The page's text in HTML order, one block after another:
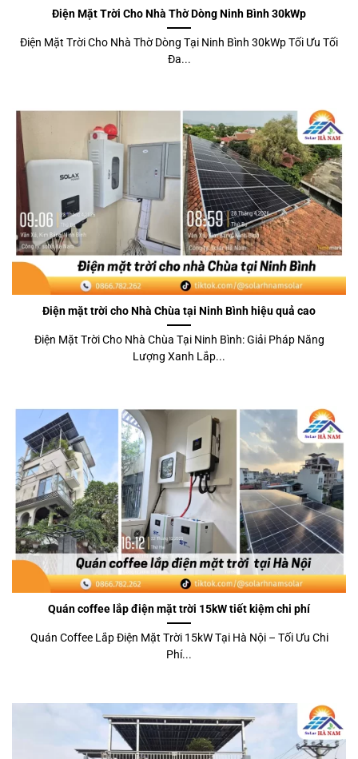
Điện Mặt Trời Cho Nhà Thờ Dòng Ninh Bình 30kWp
Điện Mặt Trời Cho Nhà Thờ Dòng Tại Ninh Bình 30kWp Tối Ưu Tối
Đa...
Điện mặt trời cho Nhà Chùa tại Ninh Bình hiệu quả cao
Điện Mặt Trời Cho Nhà Chùa Tại Ninh Bình: Giải Pháp Năng
Lượng Xanh Lắp...
Quán coffee lắp điện mặt trời 15kW tiết kiệm chi phí
Quán Coffee Lắp Điện Mặt Trời 15kW Tại Hà Nội – Tối Ưu Chi
Phí...